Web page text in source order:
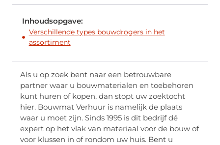
Inhoudsopgave:
Verschillende types bouwdrogers in het
assortiment
Als u op zoek bent naar een betrouwbare
partner waar u bouwmaterialen en toebehoren
kunt huren of kopen, dan stopt uw zoektocht
hier. Bouwmat Verhuur is namelijk de plaats
waar u moet zijn. Sinds 1995 is dit bedrijf dé
expert op het vlak van materiaal voor de bouw of
voor klussen in of rondom uw huis. Bent u